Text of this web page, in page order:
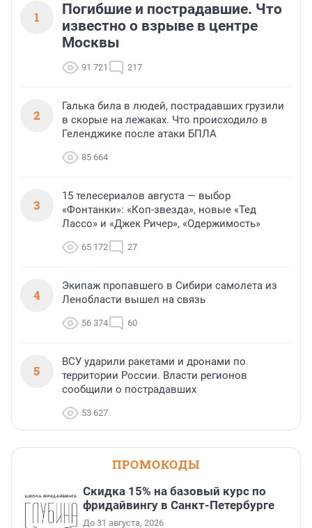
1
Погибшие и пострадавшие. Что
известно о взрыве в центре
Москвы
91 721 217
2
Галька била в людей, пострадавших грузили
в скорые на лежаках. Что происходило в
Геленджике после атаки БПЛА
85 664
3
15 телесериалов августа — выбор
«Фонтанки»: «Коп-звезда», новые «Тед
Лассо» и «Джек Ричер», «Одержимость»
65 172 27
4
Экипаж пропавшего в Сибири самолета из
Ленобласти вышел на связь
56 374 60
5
ВСУ ударили ракетами и дронами по
территории России. Власти регионов
сообщили о пострадавших
53 627
ПРОМОКОДЫ
Скидка 15% на базовый курс по
фридайвингу в Санкт-Петербурге
До 31 августа, 2026